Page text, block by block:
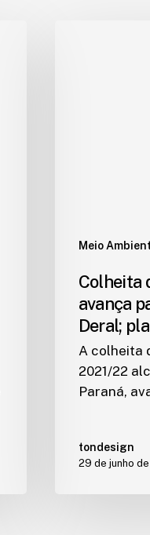
Meio
Colheita
avança
Deral;
A colheita
2021/22
Paraná,
tondesign
29 de junho